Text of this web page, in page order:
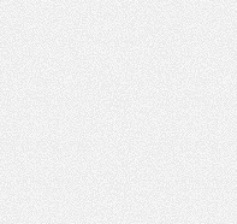
杭